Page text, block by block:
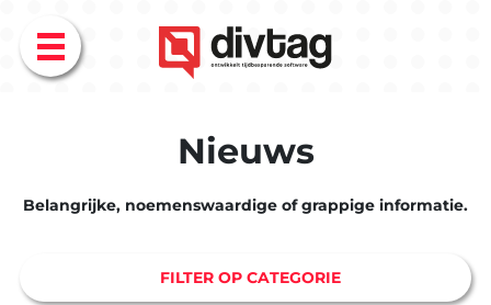
Menu
Nieuws
Belangrijke, noemenswaardige of grappige informatie.
FILTER OP CATEGORIE